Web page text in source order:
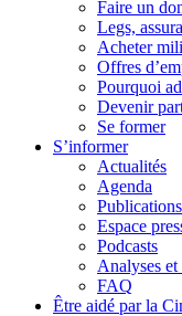
Faire un
Legs,
Acheter
Offres
Pourquoi
Devenir
Se former
S’informer
Actualités
Agenda
Espace
Podcasts
Analyses et
FAQ
Être aidé par la